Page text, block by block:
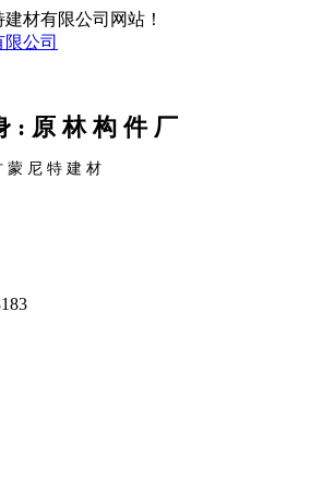
材有限公司网站！
: 原 林 构 件 厂
蒙 尼 特 建 材